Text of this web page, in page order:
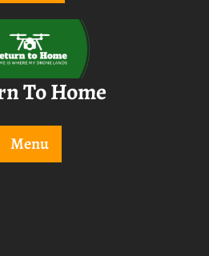
To Home
Menu